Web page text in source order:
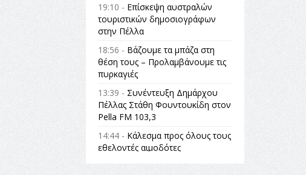
19:10 - Επίσκεψη αυστραλών
τουριστικών δημοσιογράφων
στην Πέλλα
18:56 - Βάζουμε τα μπάζα στη
θέση τους – Προλαμβάνουμε τις
πυρκαγιές
13:39 - Συνέντευξη Δημάρχου
Πέλλας Στάθη Φουντουκίδη στον
Pella FM 103,3
14:44 - Κάλεσμα προς όλους τους
εθελοντές αιμοδότες
14:23 -Όλη η Ελλάδα ένας